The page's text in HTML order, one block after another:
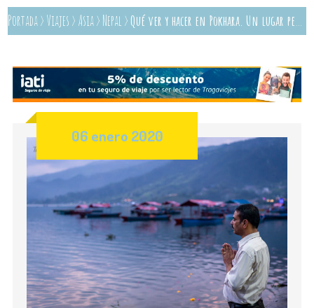
Portada> Viajes > Asia> Nepal > Qué ver y hacer en Pokhara. Un lugar perfecto lleno de imperfecciones
06 enero 2020